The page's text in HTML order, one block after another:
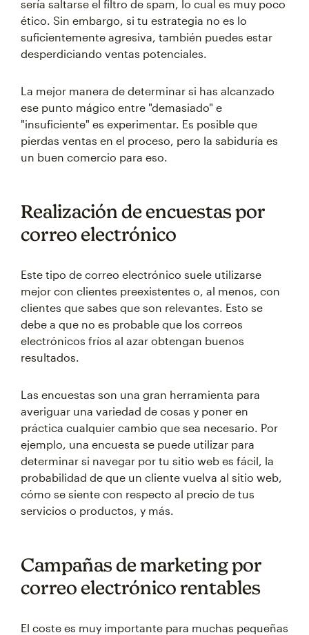
sería saltarse el filtro de spam, lo cual es muy poco
ético. Sin embargo, si tu estrategia no es lo
suficientemente agresiva, también puedes estar
desperdiciando ventas potenciales.
La mejor manera de determinar si has alcanzado
ese punto mágico entre "demasiado" e
"insuficiente" es experimentar. Es posible que
pierdas ventas en el proceso, pero la sabiduría es
un buen comercio para eso.
Realización de encuestas por
correo electrónico
Este tipo de correo electrónico suele utilizarse
mejor con clientes preexistentes o, al menos, con
clientes que sabes que son relevantes. Esto se
debe a que no es probable que los correos
electrónicos fríos al azar obtengan buenos
resultados.
Las encuestas son una gran herramienta para
averiguar una variedad de cosas y poner en
práctica cualquier cambio que sea necesario. Por
ejemplo, una encuesta se puede utilizar para
determinar si navegar por tu sitio web es fácil, la
probabilidad de que un cliente vuelva al sitio web,
cómo se siente con respecto al precio de tus
servicios o productos, y más.
Campañas de marketing por
correo electrónico rentables
El coste es muy importante para muchas pequeñas